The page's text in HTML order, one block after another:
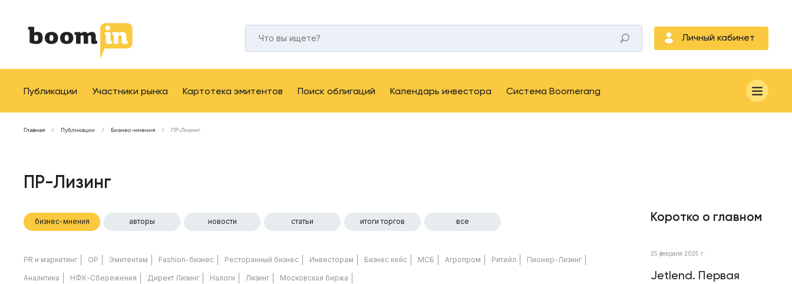
Личный кабинет
Публикации Участники рынка Картотека эмитентов Поиск облигаций Календарь инвестора Система Boomerang
Главная Публикации Бизнес-мнения ПР-Лизинг
ПР-Лизинг
бизнес-мнения авторы новости статьи итоги торгов все
PR и маркетинг ОР Эмитентам Fashion-бизнес Ресторанный бизнес Инвесторам Бизнес кейс МСБ Агропром Ритейл Пионер-Лизинг
Аналитика НФК-Сбережения Директ Лизинг Налоги Лизинг Московская биржа
Коротко о главном
25 февраля 2025 г.
Jetlend. Первая